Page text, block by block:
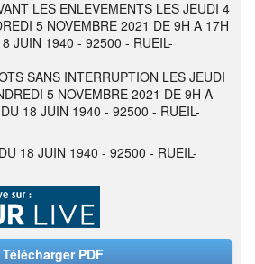
LES ENLEVEMENTS LES JEUDI 4
5 NOVEMBRE 2021 DE 9H A 17H
JUIN 1940 - 92500 - RUEIL-
SANS INTERRUPTION LES JEUDI
5 NOVEMBRE 2021 DE 9H A
18 JUIN 1940 - 92500 - RUEIL-
18 JUIN 1940 - 92500 - RUEIL-
Télécharger PDF